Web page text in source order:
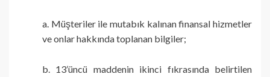
a. Müşteriler ile mutabık kalınan finansal hizmetler
ve onlar hakkında toplanan bilgiler;
b. 13’üncü maddenin ikinci fıkrasında belirtilen